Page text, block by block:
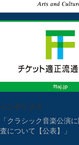
インデックス
「クラシック音楽公演
査について【公表】」